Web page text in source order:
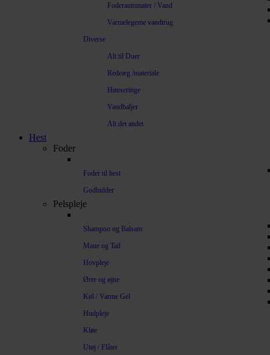
Foderautomater / Vand
Varmelegeme vandtrug
Diverse
Alt til Duer
Redeæg /materiale
Hønseringe
Vandbaljer
Alt det andet
Hest
Foder
Foder til hest
Godbidder
Pelspleje
Shampoo og Balsam
Mane og Tail
Hovpleje
Ører og øjne
Køl / Varme Gel
Hudpleje
Kløe
Utøj / Flåter